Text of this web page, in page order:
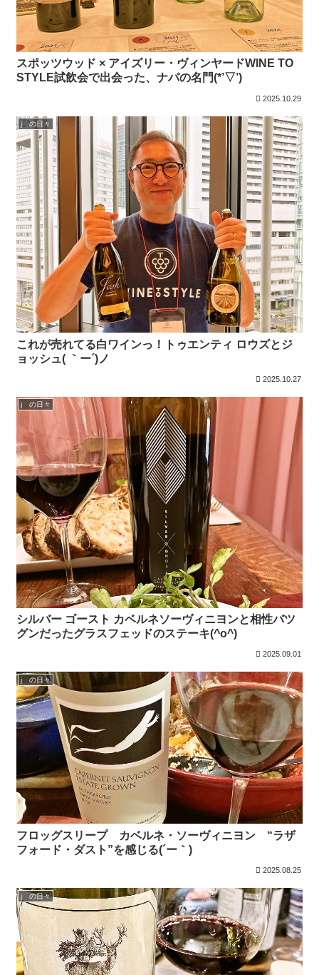
スポッツウッド × アイズリー・ヴィンヤードWINE TO
STYLE試飲会で出会った、ナパの名門(*’▽’)
2025.10.29
j の日々
これが売れてる白ワインっ！トゥエンティ ロウズとジ
ョッシュ( ｀ー´)ノ
2025.10.27
j の日々
シルバー ゴースト カベルネソーヴィニヨンと相性バツ
グンだったグラスフェッドのステーキ(^o^)
2025.09.01
j の日々
フロッグスリープ カベルネ・ソーヴィニヨン “ラザ
フォード・ダスト”を感じる(´ー｀)
2025.08.25
j の日々